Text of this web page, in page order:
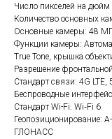
Число пикселей на дюйм
Количество основных
Основные камеры: 48
Функции камеры:
True Tone, крышка
Разрешение
Стандарт связи: 4G LTE,
Беспроводные
Стандарт Wi-Fi: Wi‑Fi 6
Геопозиционирование:
ГЛОНАСС